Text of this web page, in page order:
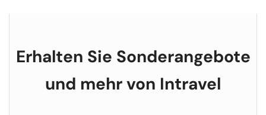
Erhalten Sie Sonderangebote
und mehr von Intravel